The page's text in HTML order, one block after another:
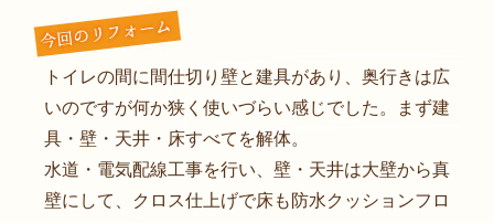
トイレの間に間仕切り壁と建具があり、奥行きは広
いのですが何か狭く使いづらい感じでした。まず建
具・壁・天井・床すべてを解体。
水道・電気配線工事を行い、壁・天井は大壁から真
壁にして、クロス仕上げで床も防水クッションフロ